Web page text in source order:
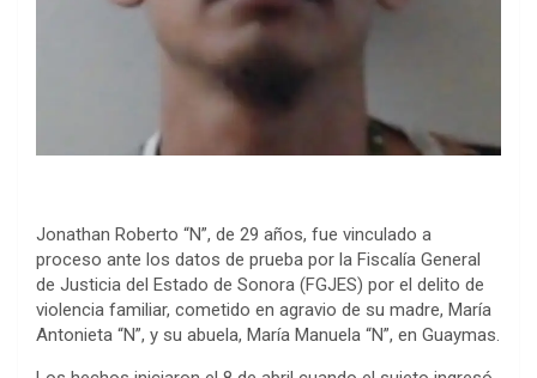
Jonathan Roberto “N”, de 29 años, fue vinculado a
proceso ante los datos de prueba por la Fiscalía General
de Justicia del Estado de Sonora (FGJES) por el delito de
violencia familiar, cometido en agravio de su madre, María
Antonieta “N”, y su abuela, María Manuela “N”, en Guaymas.